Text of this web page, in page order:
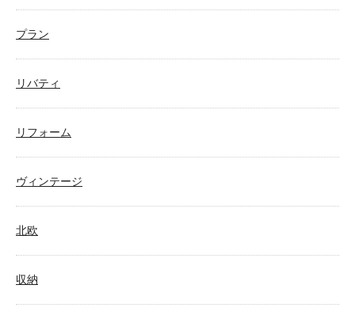
プラン
リバティ
リフォーム
ヴィンテージ
北欧
収納